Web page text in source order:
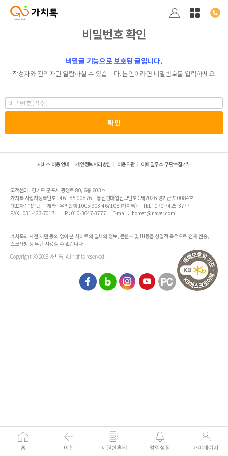
비밀번호 확인
비밀글 기능으로 보호된 글입니다.
작성자와 관리자만 열람하실 수 있습니다. 본인이라면 비밀번호를 입력하세요.
서비스 이용안내 개인정보처리방침 이용약관 이메일주소 무단수집거부
고객센터 : 경기도 군포시 광정로 80, 6층 603호
가치톡 사업자등록번호 : 461-85-00876
통신판매업신고번호 : 제2026-경기군포-0084호
대표자 : 박준근
계좌 : 우리은행 1005-903-467108 (가치톡)
TEL : 070-7425-3777
FAX : 031-423-7017
HP : 010-3647-3777 E-mail : ihomet@naver.com
가치톡의 사전 서면 동의 없이 본 사이트의 일체의 정보, 콘텐츠 및 UI등을 상업적 목적으로 전재,전송,
스크래핑 등 무단 사용할 수 없습니다
Copyright ⓒ 2018 가치톡. All rights reserved.